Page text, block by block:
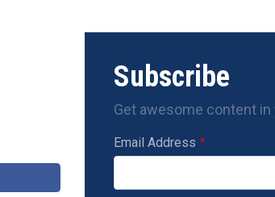
Subscribe
Get awesome content in
Email Address